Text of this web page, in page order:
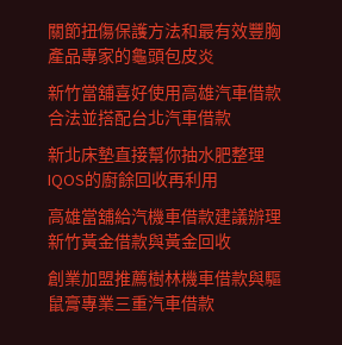
關節扭傷保護方法和最有效豐胸
產品專家的龜頭包皮炎
新竹當舖喜好使用高雄汽車借款
合法並搭配台北汽車借款
新北床墊直接幫你抽水肥整理
IQOS的廚餘回收再利用
高雄當舖給汽機車借款建議辦理
新竹黃金借款與黃金回收
創業加盟推薦樹林機車借款與驅
鼠膏專業三重汽車借款